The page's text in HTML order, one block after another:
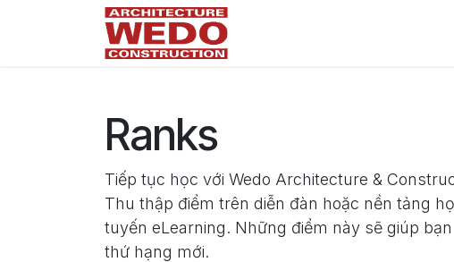
Bỏ qua để đến Nội dung
Ranks
Tiếp tục học với Wedo Architecture &
Thu thập điểm trên diễn đàn hoặc nền tảng
tuyến eLearning. Những điểm này sẽ giúp
thứ hạng mới.